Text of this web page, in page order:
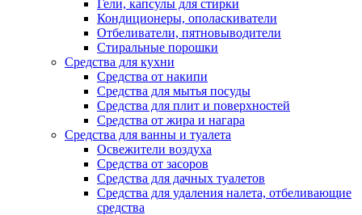
Гели, капсулы для стирки
Кондиционеры, ополаскиватели
Отбеливатели, пятновыводители
Стиральные порошки
Средства для кухни
Средства от накипи
Средства для мытья посуды
Средства для плит и поверхностей
Средства от жира и нагара
Средства для ванны и туалета
Освежители воздуха
Средства от засоров
Средства для дачных туалетов
Средства для удаления налета, отбеливающие
средства